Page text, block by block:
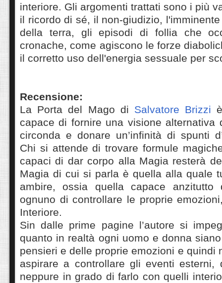
interiore. Gli argomenti trattati sono i più
il ricordo di sé, il non-giudizio,
della terra, gli episodi di follia che
cronache, come agiscono le forze
il corretto uso dell'energia sessuale per
Recensione:
La Porta del Mago di Salvatore Brizzi
capace di fornire una visione alternativa
circonda e donare un’infinità di spunti
Chi si attende di trovare formule
capaci di dar corpo alla Magia resterà
Magia di cui si parla è quella alla quale
ambire, ossia quella capace anzitutto
ognuno di controllare le proprie
Interiore.
Sin dalle prime pagine l’autore si
quanto in realtà ogni uomo e donna
pensieri e delle proprie emozioni e quindi
aspirare a controllare gli eventi esterni,
neppure in grado di farlo con quelli